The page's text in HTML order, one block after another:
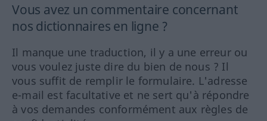
Vous avez un commentaire concernant
nos dictionnaires en ligne ?
Il manque une traduction, il y a une erreur ou
vous voulez juste dire du bien de nous ? Il
vous suffit de remplir le formulaire. L'adresse
e-mail est facultative et ne sert qu'à répondre
à vos demandes conformément aux règles de